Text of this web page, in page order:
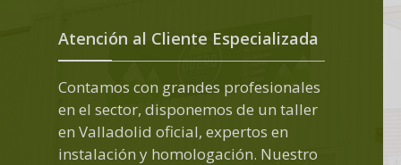
Atención al Cliente Especializada
Contamos con grandes profesionales
en el sector, disponemos de un taller
en Valladolid oficial, expertos en
instalación y homologación. Nuestro